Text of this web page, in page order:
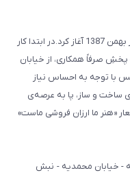
کالای برق و لوستر هنری فعالیت رسمی خود را از بهمن 1387 آغاز کرد.در ابتدا کار
پخشِ صرفاً همکاری، از خیابان
با توجه به احساس نیاز
ساخت و ساز، پا به عرصه‌ی
«هنر ما ارزان فروشی ماست»
- خیابان محمدیه - نبش